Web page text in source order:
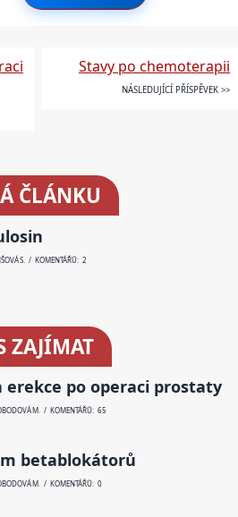
Stavy po chemoterapii
NÁSLEDUJÍCÍ PŘÍSPĚVEK >>
ČLÁNKU
S. / KOMENTÁŘŮ: 2
ZAJÍMAT
erekce po operaci prostaty
M. / KOMENTÁŘŮ: 65
betablokátorů
M. / KOMENTÁŘŮ: 0